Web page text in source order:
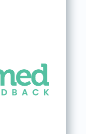
en
loopt,
met